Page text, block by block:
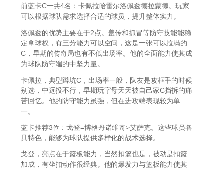
前蓝卡C一共4名：卡佩拉哈雷尔洛佩兹德拉蒙德。玩家
可以根据球队需求选择合适的球员，提升整体实力。
洛佩兹的优势主要在于2点。盖传和抓冒等防守技能能稳
定拿球权，有三分能力可以空间，这是一张可以拉满的
C，早期的传奇局也有不低出场率。他的全面能力使其成
为球队防守端的中坚力量。
卡佩拉，典型蹲坑C，出场率一般，队友是攻框手的时候
别选，中远投不行，早期玩字母天天被自己家C挡拆的痛
苦回忆。他的防守能力虽强，但在进攻端表现较为单
一。
蓝卡推荐3位：戈登=博格丹诺维奇>艾萨克。这些球员各
具特色，能够为球队提供多样化的战术选择。
戈登，亮点在于篮板能力，当然扣篮也是，被动是扣篮
加成，有坐扣动作很经典。他的爆发力与篮板能力使其